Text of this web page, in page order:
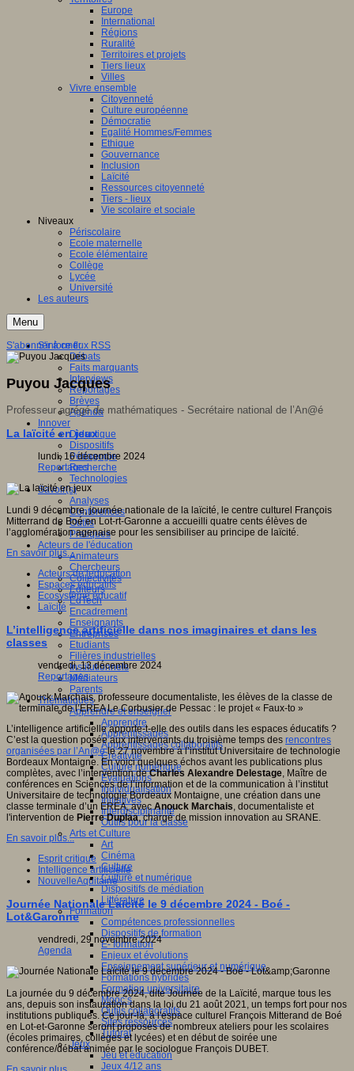
Europe
International
Régions
Ruralité
Territoires et projets
Tiers lieux
Villes
Vivre ensemble
Citoyenneté
Culture européenne
Démocratie
Egalité Hommes/Femmes
Ethique
Gouvernance
Inclusion
Laïcité
Ressources citoyenneté
Tiers - lieux
Vie scolaire et sociale
Niveaux
Périscolaire
Ecole maternelle
Ecole élémentaire
Collège
Lycée
Université
Les auteurs
Menu
S'informer
Débats
Faits marquants
Interviews
Reportages
Brèves
Agenda
Innover
Didactique
Dispositifs
Pédagogie
Recherche
Technologies
Savoir(s)
Analyses
Conférences
Outils
Pratiques
Acteurs de l'éducation
Animateurs
Chercheurs
Collectivités
Editeurs
EdTech
Encadrement
Enseignants
Entreprises
Etudiants
Filières industrielles
Institutionnels
Médiateurs
Parents
Thématiques
Apprendre et enseigner
Apprendre
Apprentissages
Apprentissages collaboratifs
Créativité
Culture numérique
Evaluations
Individualisation
Initiatives
Interdisciplinarité
Outils pour la classe
Arts et Culture
Art
Cinéma
Culture
Culture et numérique
Dispositifs de médiation
Littérature
Formation
Compétences professionnelles
Dispositifs de formation
E- formation
Enjeux et évolutions
Enseignement supérieur et numérique
Formations hybrides
Formation universitaire
Mooc’s
Outils collaboratifs
Sites ressources
Tutorat
Jeux
Jeu et éducation
Jeux 4/12 ans
S'abonner à ce flux RSS
Puyou Jacques
Professeur agrégé de mathématiques - Secrétaire national de l’An@é
La laïcité en jeux
lundi, 16 décembre 2024
Reportages
Lundi 9 décembre, journée nationale de la laïcité, le centre culturel François
Mitterrand de Boé en Lot-rt-Garonne a accueilli quatre cents élèves de
l’agglomération agenaise pour les sensibiliser au principe de laïcité.
En savoir plus...
Acteurs de leducation
Espaces éducatifs
Ecosystème éducatif
Laïcité
L’intelligence artificielle dans nos imaginaires et dans les
classes
vendredi, 13 décembre 2024
Reportages
L’intelligence artificielle apporte-t-elle des outils dans les espaces éducatifs ?
C’est la question posée aux intervenants du troisième temps des rencontres
organisées par l’An@éle 27 novembre à l’institut Universitaire de technologie
Bordeaux Montaigne. En voici quelques échos avant les publications plus
complètes, avec l’intervention deCharles Alexandre Delestage, Maître de
conférences en Sciences de l’information et de la communication à l’institut
Universitaire de technologie Bordeaux Montaigne, une création dans une
classe terminale d’un EREA, avecAnouck Marchais, documentaliste et
l'intervention de Pierre Duplaa, chargé de mission innovation au SRANE.
En savoir plus...
Esprit critique
Intelligence artificielle
NouvelleAquitaine
Journée Nationale Laïcité le 9 décembre 2024 - Boé -
Lot&Garonne
vendredi, 29 novembre 2024
Agenda
La journée du 9 décembre 2024, dite Journée de la Laïcité, marque tous les
ans, depuis son instauration dans la loi du 21 août 2021, un temps fort pour nos
institutions publiques. Ce jour-là, à l'espace culturel François Mitterand de Boé
en Lot-et-Garonne seront proposés de nombreux ateliers pour les scolaires
(écoles primaires, collèges et lycées) et en début de soirée une
conférence/débat animée par le sociologue François DUBET.